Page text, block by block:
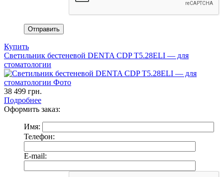
Купить
Светильник бестеневой DENTA CDP T5.28ELI — для
стоматологии
38 499 грн.
Подробнее
Оформить заказ:
Имя:
Телефон:
E-mail: